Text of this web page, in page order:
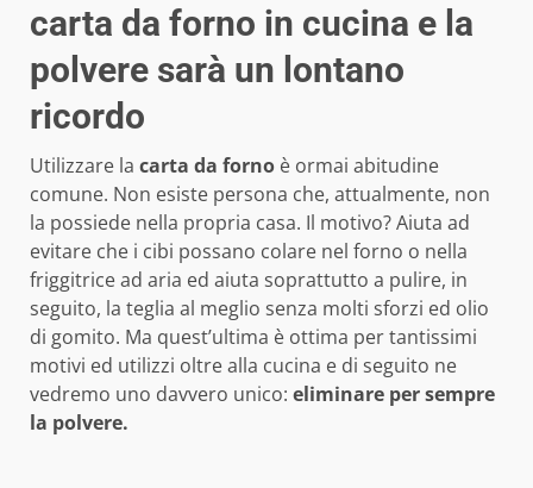
carta da forno in cucina e la
polvere sarà un lontano
ricordo
Utilizzare la carta da forno è ormai abitudine
comune. Non esiste persona che, attualmente, non
la possiede nella propria casa. Il motivo? Aiuta ad
evitare che i cibi possano colare nel forno o nella
friggitrice ad aria ed aiuta soprattutto a pulire, in
seguito, la teglia al meglio senza molti sforzi ed olio
di gomito. Ma quest’ultima è ottima per tantissimi
motivi ed utilizzi oltre alla cucina e di seguito ne
vedremo uno davvero unico: eliminare per sempre
la polvere.